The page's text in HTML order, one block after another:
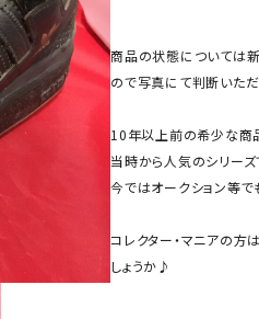
商品の状態については
ので写真にて判断いた
10年以上前の希少な商
当時から人気のシリーズ
今ではオークション等で
コレクター・マニアの方
しょうか♪